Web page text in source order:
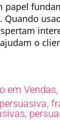
papel
Quando
o
em Vendas,
,
,